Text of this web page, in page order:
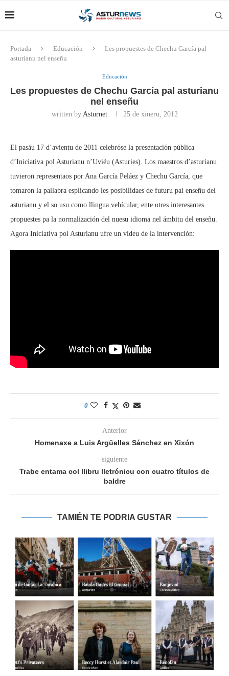
Portada Educación
Les propuestes de Chechu García pal
asturianu nel enseñu
Educación
Les propuestes de Chechu García pal asturianu
nel enseñu
written by Asturnet 25 de xineru, 2012
El pasáu 17 d’avientu de 2011 celebróse la presentación pública
d’Iniciativa pol Asturianu n’Uviéu (Asturies). Los maestros d’asturianu
tuvieron representaos por Ana García Peláez y Chechu García, que
tomaron la pallabra esplicando les posibilidaes de futuru pal enseñu del
asturianu y el so usu como llingua vehícular, ente otres interesantes
propuestes pa la normalización del nuesu idioma nel ámbitu del enseñu.
Agora Iniciativa pol Asturianu ufre un vídeu de la intervención:
0
Anterior
Homenaxe a Luis Argüelles Sánchez en Xixón
siguiente
Trabe entama col llibru lletrónicu con cuatro títulos de
baldre
TAMIÉN TE PODRIA GUSTAR